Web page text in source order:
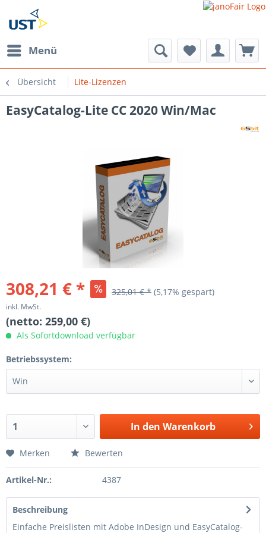
Menü
Übersicht Lite-Lizenzen
EasyCatalog-Lite CC 2020 Win/Mac
308,21 € * 325,01 € * (5,17% gespart)
inkl. MwSt.
(netto: 259,00 €)
Als Sofortdownload verfügbar
Betriebssystem:
In den Warenkorb
Merken Bewerten
Artikel-Nr.: 4387
Beschreibung
Einfache Preislisten mit Adobe InDesign und EasyCatalog-